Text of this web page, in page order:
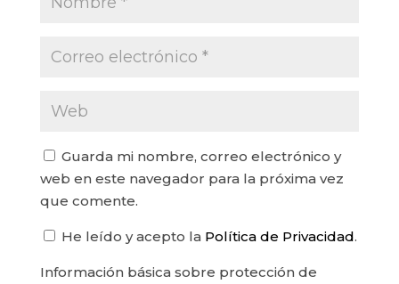
Guarda mi nombre, correo electrónico y
web en este navegador para la próxima vez
que comente.
He leído y acepto la Política de Privacidad.
Información básica sobre protección de